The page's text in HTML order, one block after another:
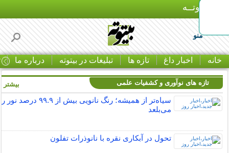
بـیتوتــه
منو
خانه اخبار داغ تازه ها تبلیغات در بیتوته درباره ما
تازه های نوآوری و کشفیات علمی
سیاه‌تر از همیشه؛ رنگ نانویی بیش از ۹۹.۹ درصد نور
می‌بلعد
تحول در آبکاری نقره با نانوذرات تفلون
بیشتر